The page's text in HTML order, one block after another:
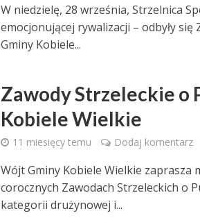
W niedzielę, 28 września, Strzelnica
emocjonującej rywalizacji – odbyły
Gminy Kobiele...
Zawody Strzeleckie o
Kobiele Wielkie
11 miesięcy temu Dodaj komentarz
Wójt Gminy Kobiele Wielkie zaprasza
corocznych Zawodach Strzeleckich o
kategorii drużynowej i...